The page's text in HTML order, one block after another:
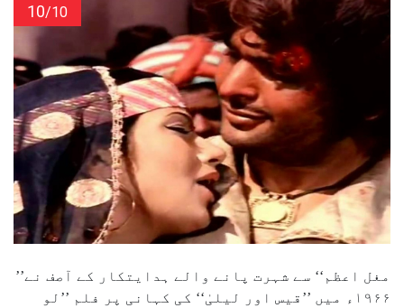
10/10
’’مغل اعظم‘‘ سے شہرت پانے والے ہدایتکار کے آصف نے
۱۹۶۶ء میں ’’قیس اور لیلیٰ‘‘ کی کہانی پر فلم ’’لو